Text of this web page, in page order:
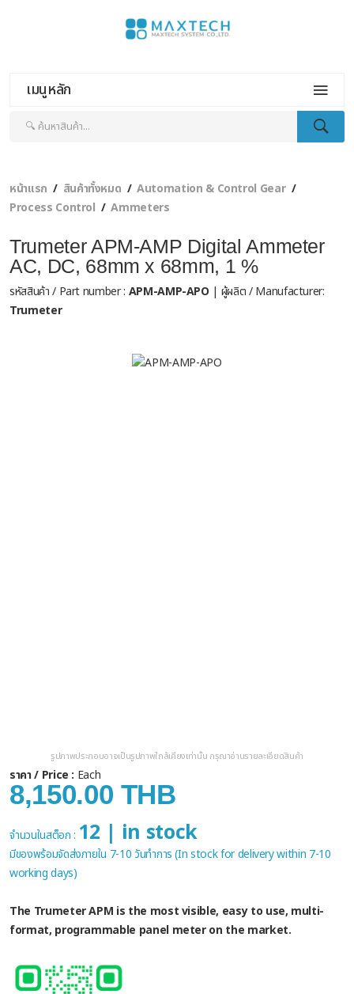
เมนูหลัก
หน้าแรก สินค้าทั้งหมด
Automation & Control Gear
Process Control
Ammeters
Trumeter APM-AMP Digital Ammeter
AC, DC, 68mm x 68mm, 1 %
รหัสสินค้า / Part number : APM-AMP-APO | ผู้ผลิต / Manufacturer:
Trumeter
รูปภาพประกอบอาจเป็นรูปภาพใกล้เคียงเท่านั้น กรุณาอ่านรายละเอียดสินค้า
ราคา / Price : Each
8,150.00 THB
จำนวนในสต็อก : 12 | in stock
มีของพร้อมจัดส่งภายใน 7-10 วันทำการ (In stock for delivery within 7-10
working days)
The Trumeter APM is the most visible, easy to use, multi-
format, programmable panel meter on the market.